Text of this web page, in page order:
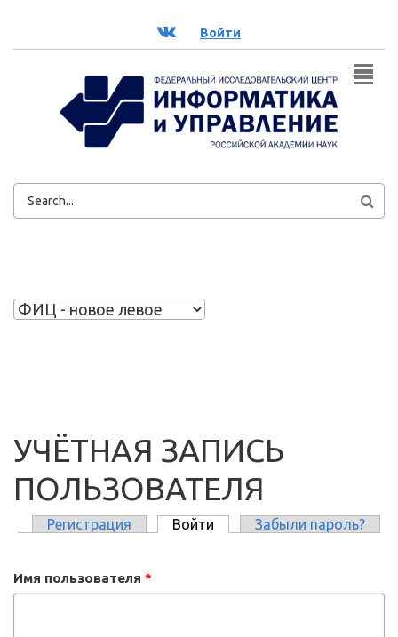
ВК Войти
ФОРМА
УЧЁТНАЯ ЗАПИСЬ
ПОЛЬЗОВАТЕЛЯ
Регистрация Войти (активная вкладка)
Забыли пароль?
Имя пользователя *